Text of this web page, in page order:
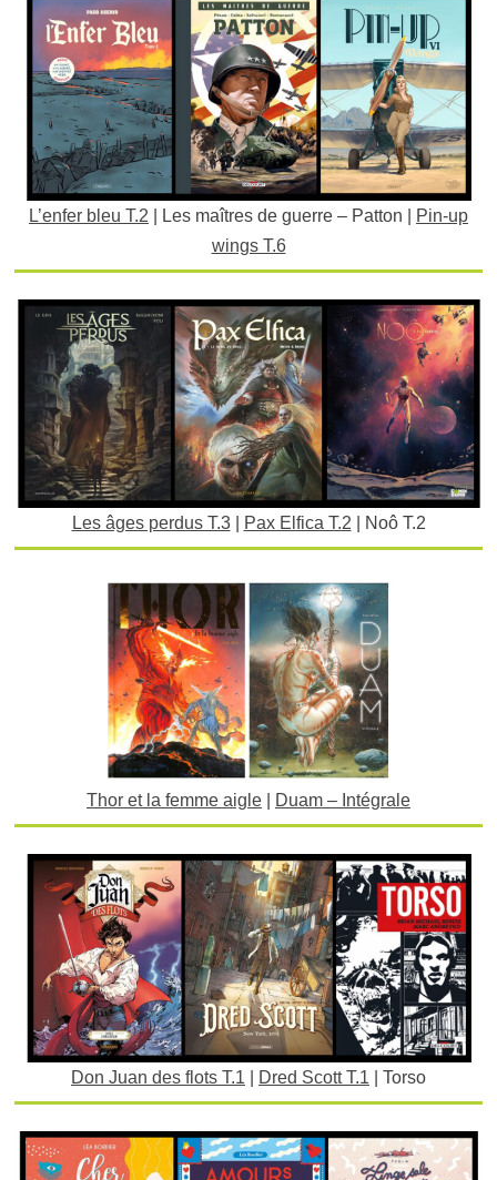
L’enfer bleu T.2 | Les maîtres de guerre – Patton |
Pin-up
wings T.6
Les âges perdus T.3| Pax Elfica T.2 | Noô T.2
Thor et la femme aigle Duam – Intégrale
Don Juan des flots T.1 Dred Scott T.1 | Torso